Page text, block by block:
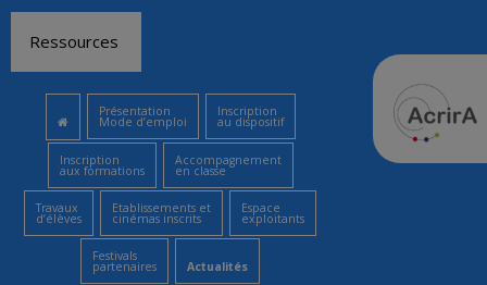
contenu
Ressources
Présentation
Mode d’emploi
Inscription
au dispositif
Inscription
aux formations
Accompagnement
en classe
Travaux
d’élèves
Etablissements et
cinémas inscrits
Espace
exploitants
Festivals
partenaires Actualités